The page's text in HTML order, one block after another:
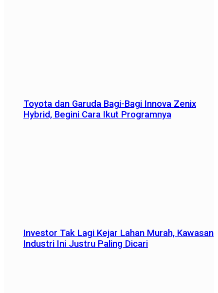
Toyota dan Garuda Bagi-Bagi Innova Zenix
Hybrid, Begini Cara Ikut Programnya
Investor Tak Lagi Kejar Lahan Murah, Kawasan
Industri Ini Justru Paling Dicari